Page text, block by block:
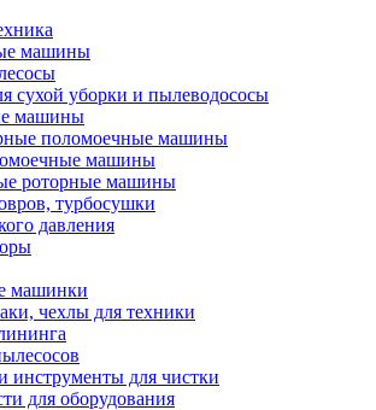
машины
сухой уборки и пылеводососы
машины
поломоечные машины
машины
роторные машины
турбосушки
давления
машинки
чехлы для техники
инструменты для чистки
для оборудования